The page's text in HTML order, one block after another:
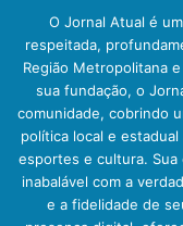
O Jornal Atual é
respeitada,
Região Metropolitana
sua fundação, o
comunidade, cobrindo
política local e
esportes e cultura. Sua
inabalável com a
e a fidelidade de